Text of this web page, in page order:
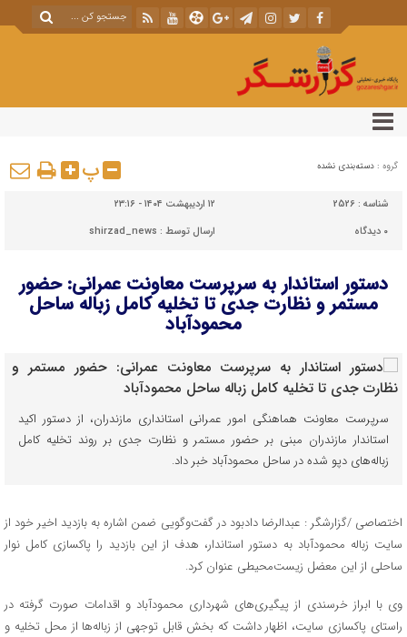
گروه : دسته‌بندی نشده پ
شناسه : 2526
۱۲ اردیبهشت ۱۴۰۴ - ۲۳:۱۶
۰ دیدگاه ارسال توسط : shirzad_news
دستور استاندار به سرپرست معاونت عمرانی: حضور
مستمر و نظارت جدی تا تخلیه کامل زباله ساحل
محمودآباد
سرپرست معاونت هماهنگی امور عمرانی استانداری مازندران، از دستور اکید
استاندار مازندران مبنی بر حضور مستمر و نظارت جدی بر روند تخلیه کامل
زباله‌های دپو شده در ساحل محمودآباد خبر داد. ‎
اختصاصی /گزارشگر : عبدالرضا دادبود در گفت‌وگویی ضمن اشاره به بازدید اخیر خود از
سایت زباله محمودآباد به دستور استاندار، هدف از این بازدید را پاکسازی کامل نوار
ساحلی از این معضل زیست‌محیطی عنوان کرد.
وی با ابراز خرسندی از پیگیری‌های شهرداری محمودآباد و اقدامات صورت گرفته در
راستای پاکسازی سایت، اظهار داشت که بخش قابل توجهی از زباله‌ها از محل تخلیه و